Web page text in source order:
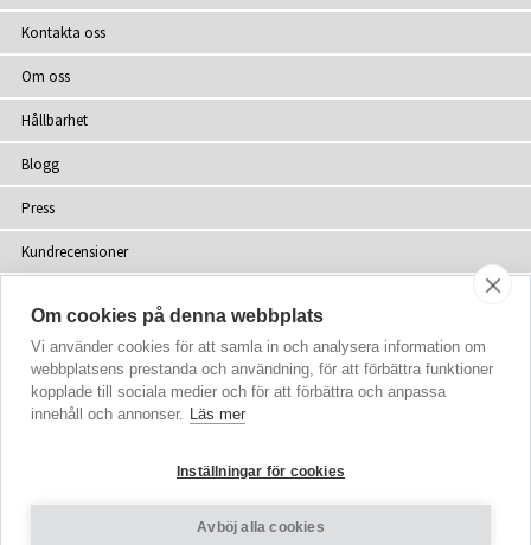
Kontakta oss
Om oss
Hållbarhet
Blogg
Press
Kundrecensioner
Webbplatskarta
© 2002-2026 Tiffany Rose Ltd. Alla rättigheter förbehålls
Cookie-inställningar
Om cookies på denna webbplats
Vi använder cookies för att samla in och analysera information om
webbplatsens prestanda och användning, för att förbättra funktioner
kopplade till sociala medier och för att förbättra och anpassa
innehåll och annonser. Läs mer
Inställningar för cookies
Avböj alla cookies